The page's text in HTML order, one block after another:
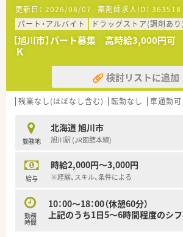
更新日： 2026/08/07 薬剤師求人ID： 363518
パート・アルバイト
ドラッグストア(調剤あり)
【旭川市】パート募集 高時給3,000円
Ｋ
検討リストに追加
残業なし(ほぼなし含む) 転勤なし 車通勤可
勤務地
北海道 旭川市
旭川駅 (JR函館本線)
給与
時給2,000円～3,000円
※経験、スキル、条件による
勤務
時間
10：00～18：00（休憩60分）
上記のうち1日5～6時間程度のシフ